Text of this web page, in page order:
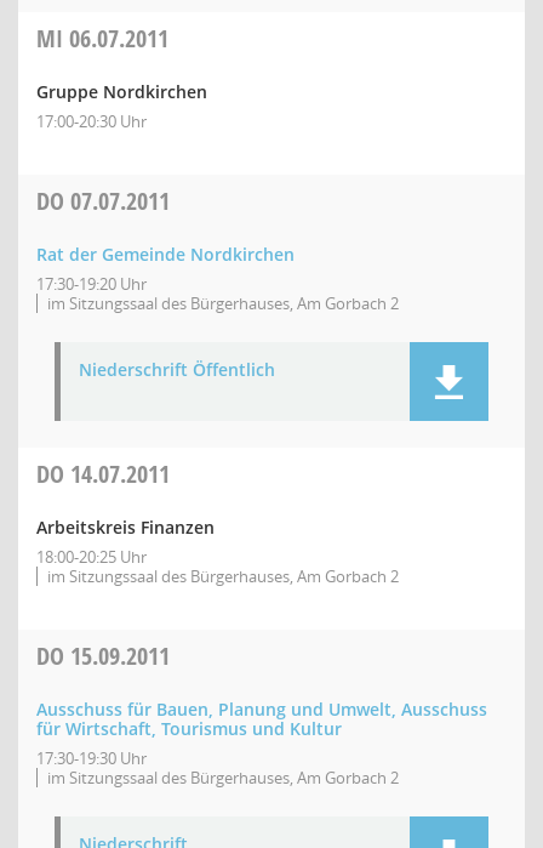
MI 06.07.2011
Gruppe Nordkirchen
17:00-20:30 Uhr
DO 07.07.2011
Rat der Gemeinde Nordkirchen
17:30-19:20 Uhr
im Sitzungssaal des Bürgerhauses, Am Gorbach 2
Niederschrift Öffentlich
DO 14.07.2011
Arbeitskreis Finanzen
18:00-20:25 Uhr
im Sitzungssaal des Bürgerhauses, Am Gorbach 2
DO 15.09.2011
Ausschuss für Bauen, Planung und Umwelt, Ausschuss
für Wirtschaft, Tourismus und Kultur
17:30-19:30 Uhr
im Sitzungssaal des Bürgerhauses, Am Gorbach 2